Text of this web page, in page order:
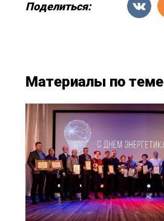
Поделиться:
Материалы по теме